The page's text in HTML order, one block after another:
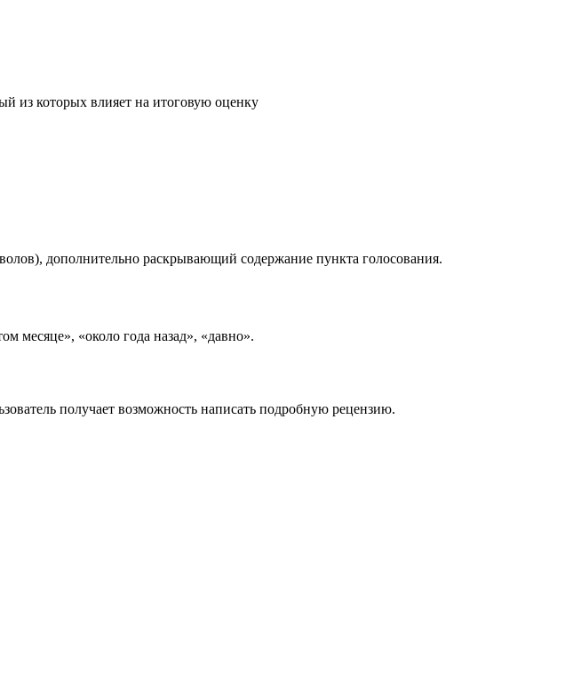
из которых влияет на итоговую оценку
дополнительно раскрывающий содержание пункта голосования.
месяце», «около года назад», «давно».
получает возможность написать подробную рецензию.